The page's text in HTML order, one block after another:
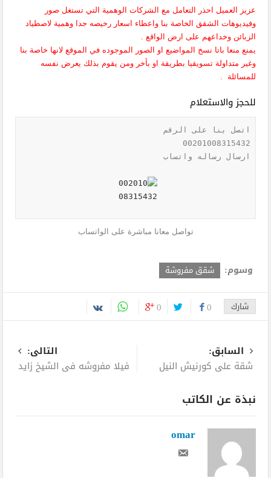
عزيز العميل احذر التعامل مع الشركات الوهمية التي تستغل صور
وفيديوهات الشقق الخاصة بنا واعطاء اسعار رخيصه جدا وهمية لاصطياد
الزبائن وخداعهم على ارض الواقع .
يمنع منعا باتا نسخ المواضيع او الصور الموجوده في الموقع لانها خاصة بنا
وغير متداولة تسويقيا بطريقة او بأخر ومن يقوم بذلك يعرض نفسه
للمسائلة .
للحجز والاستعلام
ارسال رساله واتساب
تواصل معانا مباشرة على الواتساب
وسوم: شقق مفروشة
شارك 0
0
السابق:
شقة علي كورنيش النيل
التالى:
فيلا مفروشه في الشيخ زايد
نبذة عن الكاتب
omar